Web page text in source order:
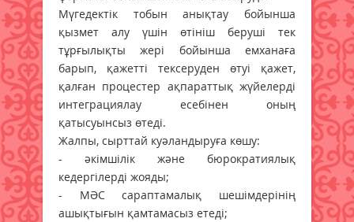
Мүгедектік тобын анықтау бойынша
қызмет алу үшін өтініш беруші тек
тұрғылықты жері бойынша емханаға
барып, қажетті тексеруден өтуі қажет,
қалған процестер ақпараттық жүйелерді
интеграциялау есебінен оның
қатысуынсыз өтеді.
Жалпы, сырттай куәландыруға көшу:
- әкімшілік және бюрократиялық
кедергілерді жояды;
- МӘС сараптамалық шешімдерінің
ашықтығын қамтамасыз етеді;